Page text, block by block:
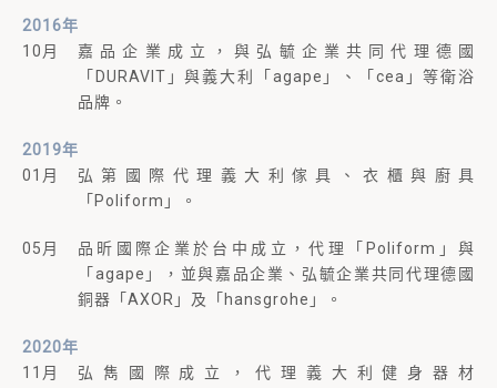
2016年
10月
嘉品企業成立，與弘毓企業共同代理德國
「DURAVIT」與義大利「agape」、「cea」等衛浴
品牌。
2019年
01月
弘第國際代理義大利傢具、衣櫃與廚具
「Poliform」。
05月
品昕國際企業於台中成立，代理「Poliform」與
「agape」，並與嘉品企業、弘毓企業共同代理德國
銅器「AXOR」及「hansgrohe」。
2020年
11月
弘雋國際成立，代理義大利健身器材